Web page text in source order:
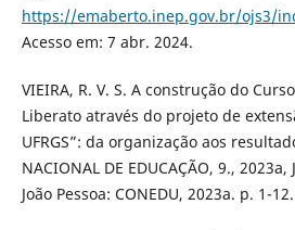
https://emaberto.inep.gov.br/ojs3/
Acesso em: 7 abr. 2024.
VIEIRA, R. V. S. A construção do
Liberato através do projeto de
UFRGS”: da organização aos
NACIONAL DE EDUCAÇÃO, 9.,
João Pessoa: CONEDU, 2023a. p. 1-12.